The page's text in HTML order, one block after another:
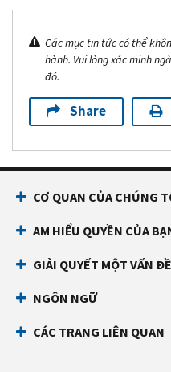
Các mục tin tức có thể
hành. Vui lòng xác minh
đó.
Share
CƠ QUAN CỦA CHÚNG
AM HIỂU QUYỀN CỦA
GIẢI QUYẾT MỘT VẤN ĐỀ
NGÔN NGỮ
CÁC TRANG LIÊN QUAN